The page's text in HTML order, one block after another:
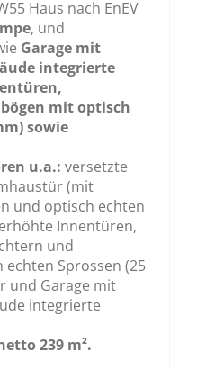
Haus nach EnEV
, und
Garage mit
integrierte
mit optisch
sowie
u.a.: versetzte
(mit
und optisch echten
Innentüren,
und
Sprossen (25
und Garage mit
integrierte
239 m².